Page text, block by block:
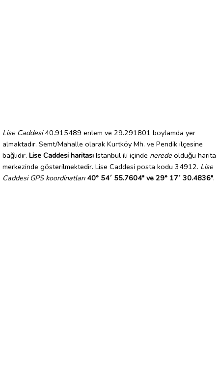
Lise Caddesi40.915489 enlem ve 29.291801 boylamda yer
almaktadır. Semt/Mahalle olarak Kurtköy Mh. ve Pendik ilçesine
bağlıdır. Lise Caddesi haritası Istanbul ili içinde nerede olduğu harita
merkezinde gösterilmektedir. Lise Caddesi posta kodu 34912. Lise
Caddesi GPS koordinatları 40° 54´ 55.7604" ve 29° 17´ 30.4836".